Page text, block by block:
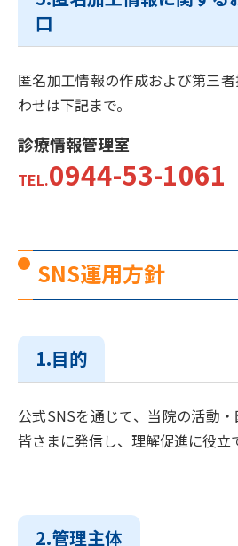
口
匿名加工情報の作成および第三
わせは下記まで。
診療情報管理室
TEL.0944-53-1061
SNS運用方針
1.目的
公式SNSを通じて、当院の活動
皆さまに発信し、理解促進に役立
2.管理主体